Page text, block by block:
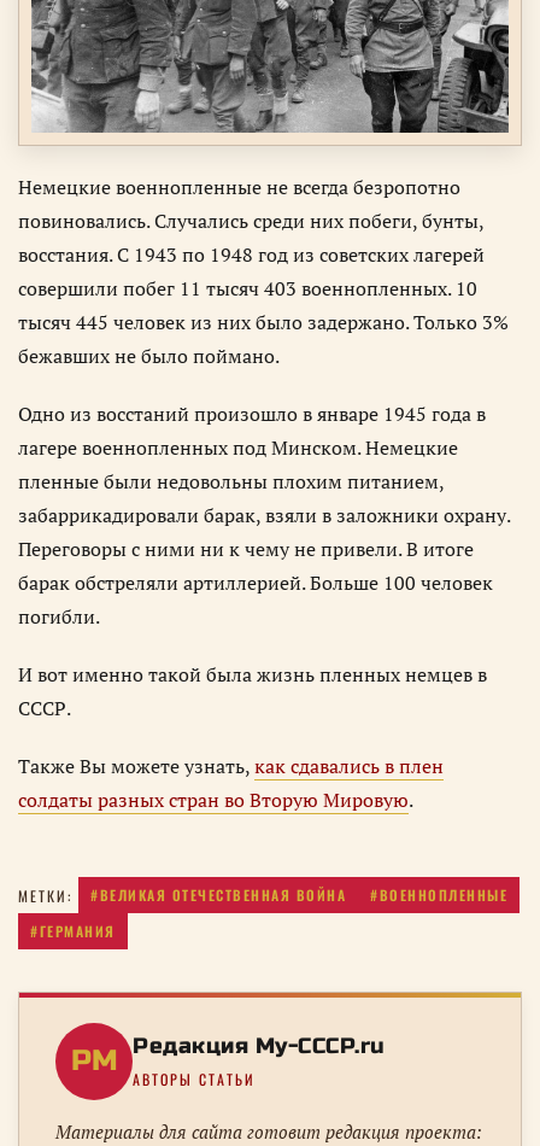
Немецкие военнопленные не всегда безропотно
повиновались. Случались среди них побеги, бунты,
восстания. С 1943 по 1948 год из советских лагерей
совершили побег 11 тысяч 403 военнопленных. 10
тысяч 445 человек из них было задержано. Только 3%
бежавших не было поймано.
Одно из восстаний произошло в январе 1945 года в
лагере военнопленных под Минском. Немецкие
пленные были недовольны плохим питанием,
забаррикадировали барак, взяли в заложники охрану.
Переговоры с ними ни к чему не привели. В итоге
барак обстреляли артиллерией. Больше 100 человек
погибли.
И вот именно такой была жизнь пленных немцев в
СССР.
Также Вы можете узнать,как сдавались в плен
солдаты разных стран во Вторую Мировую.
МЕТКИ: #ВЕЛИКАЯ ОТЕЧЕСТВЕННАЯ ВОЙНА
#ВОЕННОПЛЕННЫЕ
#ГЕРМАНИЯ
РM Редакция My-CCCP.ru
АВТОРЫ СТАТЬИ
Материалы для сайта готовит редакция проекта: